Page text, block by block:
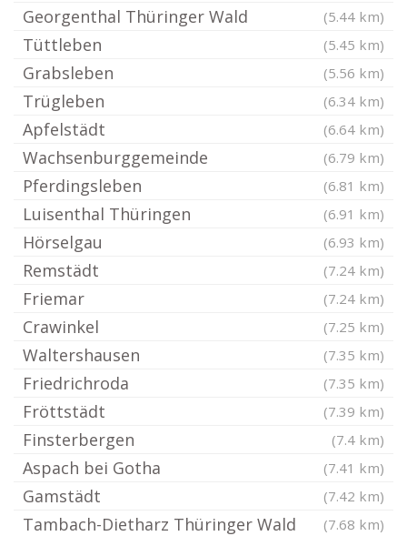
Georgenthal Thüringer Wald (5.44 km)
Tüttleben (5.45 km)
Grabsleben (5.56 km)
Trügleben (6.34 km)
Apfelstädt (6.64 km)
Wachsenburggemeinde (6.79 km)
Pferdingsleben (6.81 km)
Luisenthal Thüringen (6.91 km)
Hörselgau (6.93 km)
Remstädt (7.24 km)
Friemar (7.24 km)
Crawinkel (7.25 km)
Waltershausen (7.35 km)
Friedrichroda (7.35 km)
Fröttstädt (7.39 km)
Finsterbergen (7.4 km)
Aspach bei Gotha (7.41 km)
Gamstädt (7.42 km)
Tambach-Dietharz Thüringer Wald (7.68 km)